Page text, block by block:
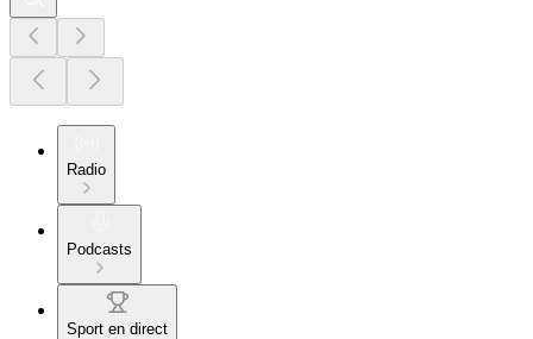
Radio
Podcasts
Sport en direct